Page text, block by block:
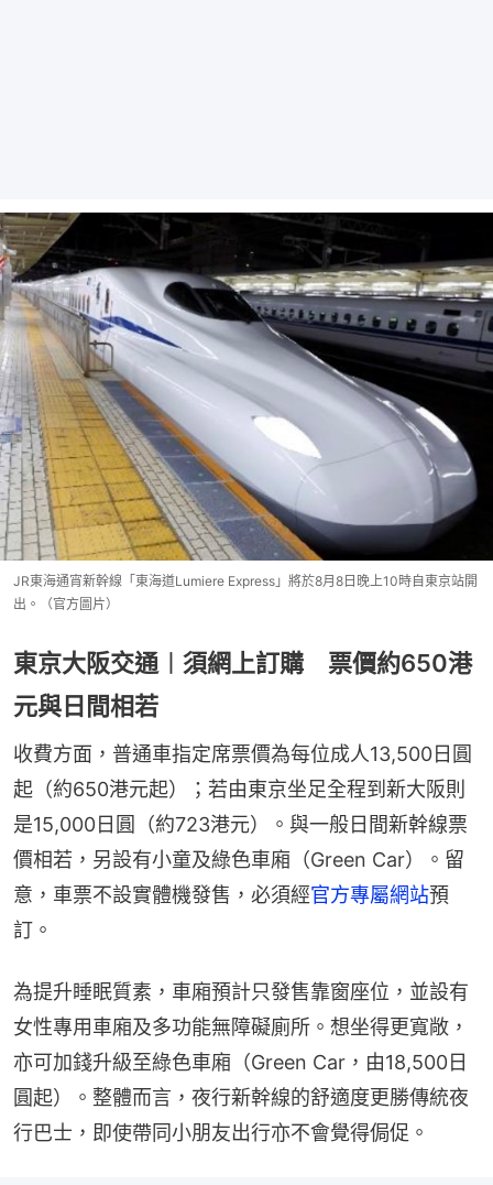
JR東海通宵新幹線「東海道Lumiere Express」將於8月8日晚上10時自東京站開
出。（官方圖片）
東京大阪交通︱須網上訂購 票價約650港
元與日間相若
收費方面，普通車指定席票價為每位成人13,500日圓
起（約650港元起）；若由東京坐足全程到新大阪則
是15,000日圓（約723港元）。與一般日間新幹線票
價相若，另設有小童及綠色車廂（Green Car）。留
意，車票不設實體機發售，必須經官方專屬網站預
訂。
為提升睡眠質素，車廂預計只發售靠窗座位，並設有
女性專用車廂及多功能無障礙廁所。想坐得更寬敞，
亦可加錢升級至綠色車廂（Green Car，由18,500日
圓起）。整體而言，夜行新幹線的舒適度更勝傳統夜
行巴士，即使帶同小朋友出行亦不會覺得侷促。